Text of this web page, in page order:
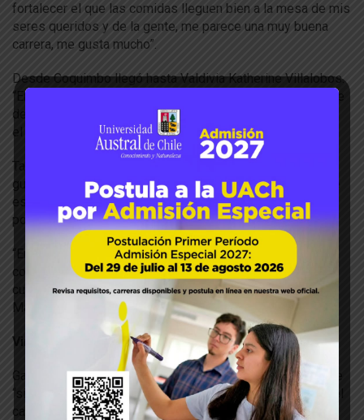
fortalecer el que las comidas lleguen bien a la mesa de mis
seres queridos y de la gente, me parece una muy buena
carrera, me gusta mucho”.
Desde Coquimbo llegó hasta Valdivia Katherine Villalobos.
“En nutrición había visto harto de la carrera y finalmente me
decidí por ésta, porque me gustaba más el campo laboral,
el tema de la industria, me gustó y acá estoy”.
Tamara Mansilla es de Puerto Montt y siempre le ha
gustado tanto la cocina como la nutrición. “Yo estaba entre
estudiar esas dos carreras y encontré ésta que tenía un
poco de las dos y eso me motivó”.
“Entré a Ingeniería en Alimentos, realmente tenía muchas
cosas que me gustaban de otras cosas que había visto y
cuando lo vi dije quiero entrar ahí”, expresó Fernanda
Mansilla, quien viene desde Purranque.
Vinculación con el campo
Gabriela Santibáñez también es de Purranque e indicó que
“siempre he estado muy vinculada a lo que viene siendo el
campo y los animales, en especial por la producción